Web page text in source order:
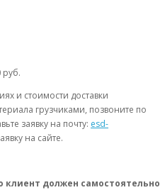
руб.
и стоимости доставки
грузчиками, позвоните по
заявку на почту: esd-
на сайте.
должен самостоятельно